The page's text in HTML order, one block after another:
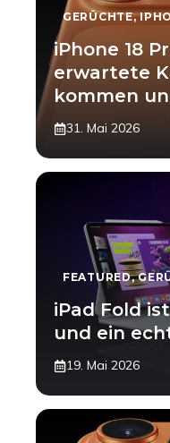
GERÜCHTE,
iPhone 18
erwartete
kommen
31. Mai 2026
FEATURED,
iPad Fold
und ein
19. Mai 2026